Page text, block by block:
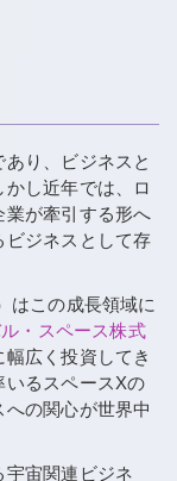
り、ビジネスと
し近年では、ロ
が牽引する形へ
ビジネスとして存
はこの成長領域に
・スペース株式
広く投資してき
いるスペースXの
への関心が世界中
宙関連ビジネ